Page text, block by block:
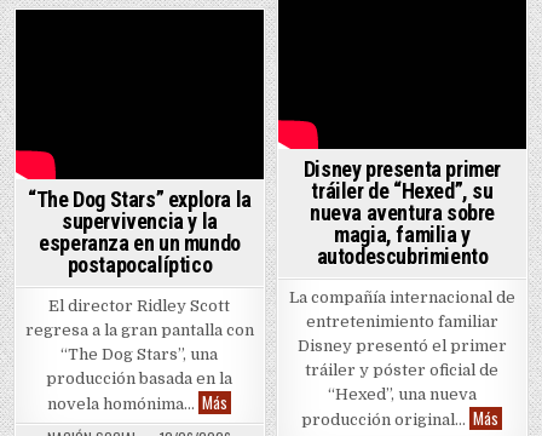
Disney presenta primer
tráiler de “Hexed”, su
nueva aventura sobre
magia, familia y
autodescubrimiento
La compañía internacional de
entretenimiento familiar
Disney presentó el primer
tráiler y póster oficial de
“Hexed”, una nueva
producción original… Más
“The Dog Stars” explora la
supervivencia y la
esperanza en un mundo
postapocalíptico
El director Ridley Scott
regresa a la gran pantalla con
“The Dog Stars”, una
producción basada en la
novela homónima… Más “The Dog Stars” explora la supervivencia y la